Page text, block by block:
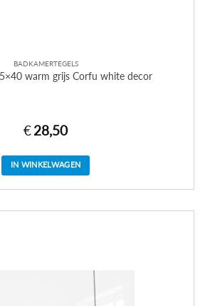
BADKAMERTEGELS
warm grijs Corfu white decor
€28,50
IN WINKELWAGEN